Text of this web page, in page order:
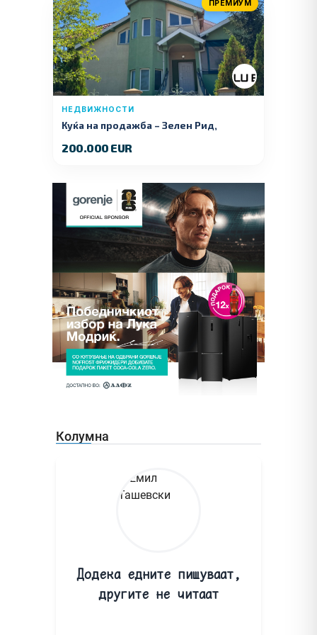
ПРЕМИУМ
НЕДВИЖНОСТИ
Куќа на продажба – Зелeн Рид,
200.000 EUR
Колумна
Додека едните пишуваат,
другите не читаат